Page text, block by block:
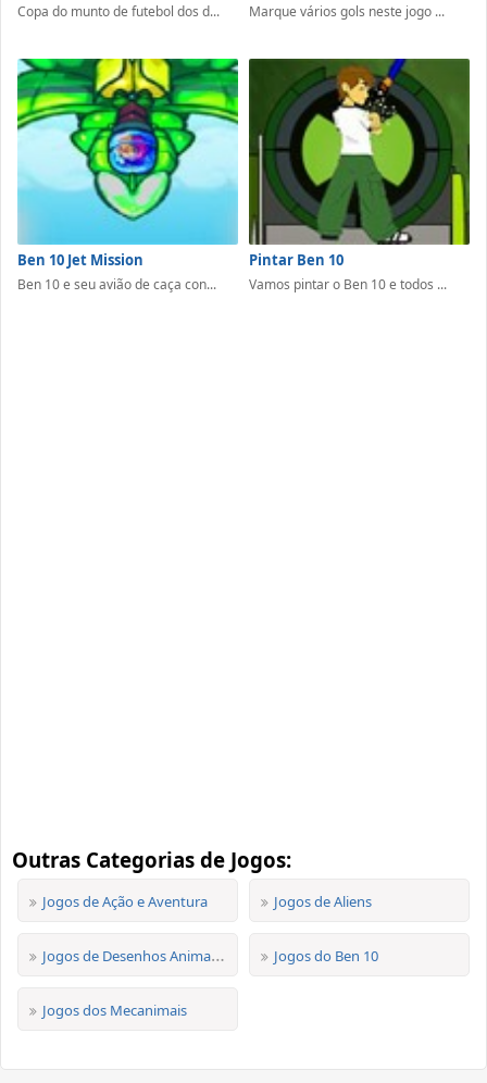
Copa do munto de futebol dos d... Marque vários gols neste jogo ...
Ben 10 Jet Mission
Ben 10 e seu avião de caça con...
Pintar Ben 10
Vamos pintar o Ben 10 e todos ...
Outras Categorias de Jogos:
Jogos de Ação e Aventura Jogos de Aliens
Jogos de Desenhos Animados Jogos do Ben 10
Jogos dos Mecanimais